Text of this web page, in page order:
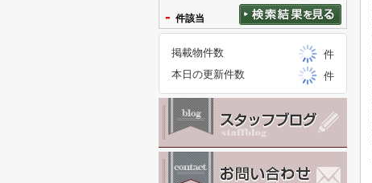
- 件該当
掲載物件数
件
本日の更新件数
件